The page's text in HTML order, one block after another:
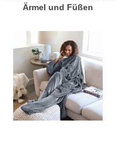
Ärmel und Füßen